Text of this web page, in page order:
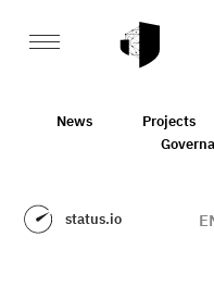
News Projects
status.io